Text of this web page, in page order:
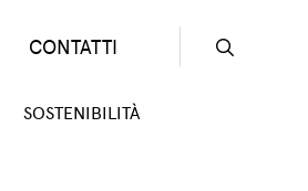
CONTATTI
SOSTENIBILITÀ